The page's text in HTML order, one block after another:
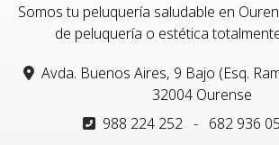
Somos tu peluquería saludable en
de peluquería o estética
Avda. Buenos Aires, 9 Bajo (Esq.
32004 Ourense
988 224 252 - 682 936